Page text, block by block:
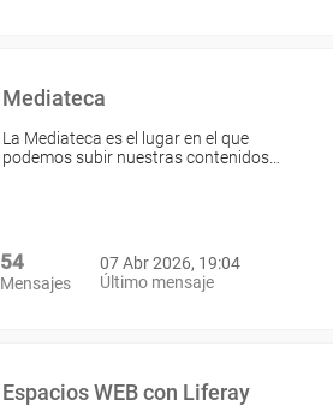
Mediateca
La Mediateca es el lugar en el que
podemos subir nuestras contenidos…
54
Mensajes
07 Abr 2026, 19:04
Último mensaje
Espacios WEB con Liferay